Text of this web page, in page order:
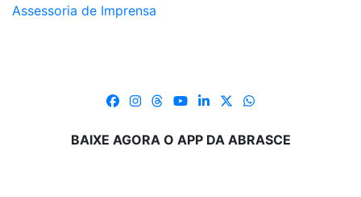
Assessoria de Imprensa
BAIXE AGORA O APP DA ABRASCE